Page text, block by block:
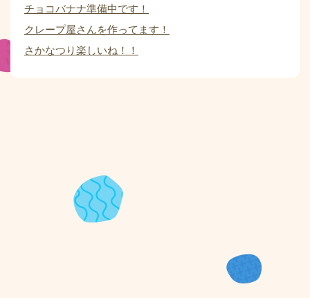
チョコバナナ準備中です！
クレープ屋さんを作ってます！
さかなつり楽しいね！！